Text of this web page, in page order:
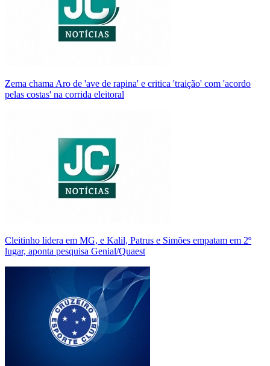
Zema chama Aro de 'ave de rapina' e critica 'traição' com 'acordo
pelas costas' na corrida eleitoral
Cleitinho lidera em MG, e Kalil, Patrus e Simões empatam em 2º
lugar, aponta pesquisa Genial/Quaest